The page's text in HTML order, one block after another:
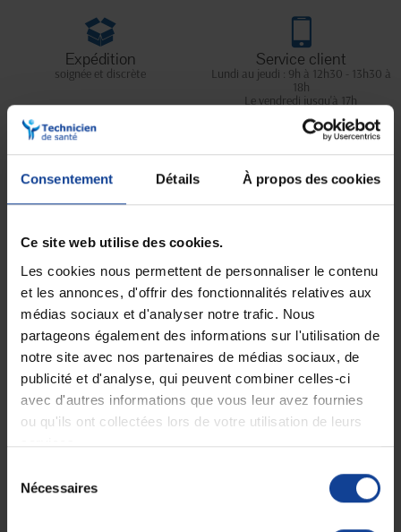
Consentement Détails À propos des cookies
Ce site web utilise des cookies.
Les cookies nous permettent de personnaliser le contenu
et les annonces, d'offrir des fonctionnalités relatives aux
médias sociaux et d'analyser notre trafic. Nous
partageons également des informations sur l'utilisation de
notre site avec nos partenaires de médias sociaux, de
publicité et d'analyse, qui peuvent combiner celles-ci
avec d'autres informations que vous leur avez fournies
ou qu'ils ont collectées lors de votre utilisation de leurs
services.
Nécessaires
Expédition
soignée et discrète
Service client
Lundi au jeudi : 9h à 12h30 - 13h30 à
18h
Le vendredi jusqu'à 17h
Description
Il est idéal pour toute kinésithérapie respiratoire post-opératoire ou
Une solution volumétrique avec :
Embout buccal et tubulure.
•Design compact et économique avec poignée intégrée.
•Lecture simple grâce au marquage des deux côtés.
Fiche technique
Notice - Mode d'emploi de Spiromètre volumétrique
d’entraînement Voldyne